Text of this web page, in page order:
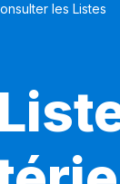
les Listes